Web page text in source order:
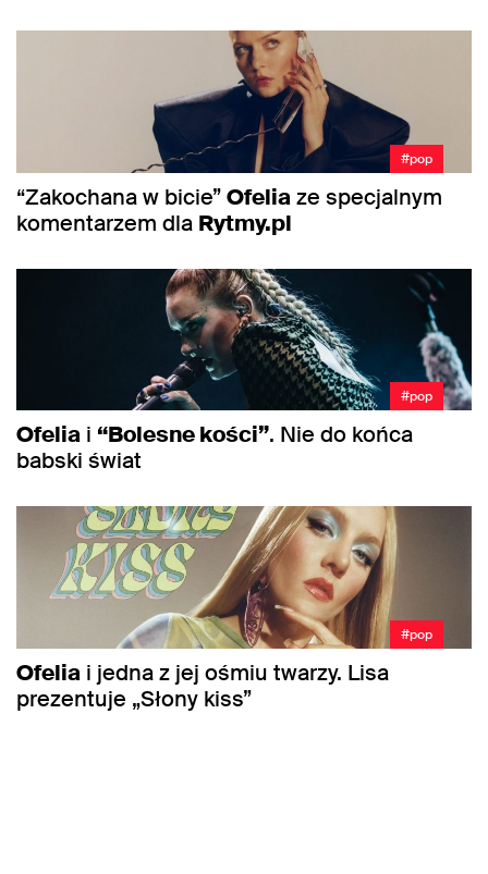
#pop
“Zakochana w bicie”Ofeliaze specjalnym
komentarzem dla Rytmy.pl
#pop
Ofelia i “Bolesne kości”. Nie do końca
babski świat
#pop
Ofelia i jedna z jej ośmiu twarzy. Lisa
prezentuje „Słony kiss”